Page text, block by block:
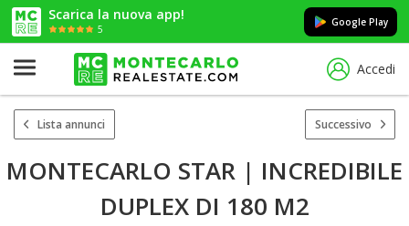
Scarica la nuova app!
5
Google Play
Accedi
Lista annunci Successivo
MONTECARLO STAR | INCREDIBILE
DUPLEX DI 180 M2